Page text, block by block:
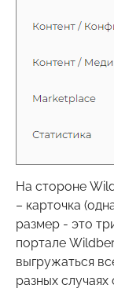
На стороне
– карточка
размер - это
портале
выгружаться
разных